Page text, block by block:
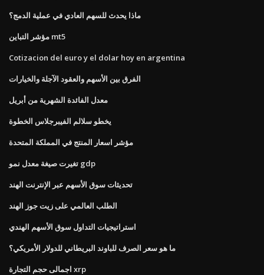
ماذا يحدث للسهم العادي في عملية الدمج؟
مؤشر التباين mt5
Cotizacion del euro y el dolar hoy en argentina
الفرق بين الأسهم والعقود الآجلة والخيارات
معدل الفائدة الشهرية من أبريل
يخطو سلالم الفيبرجلاس الخطوة
مؤشر اسعار المنتج في المملكة المتحدة
تغيرت صيغة معدل نمو gdp
تحديثات سوق الأسهم عبر الإنترنت الهند
الطلب العالمي على زيت جوز الهند
استراتيجيات التداول سوق الأسهم الهندي
ما هو سعر الصرف للباوند البريطاني للدولار الأمريكي؟
اجمالى حجم التجارة xrp